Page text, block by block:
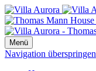
Menü
Navigation überspringen